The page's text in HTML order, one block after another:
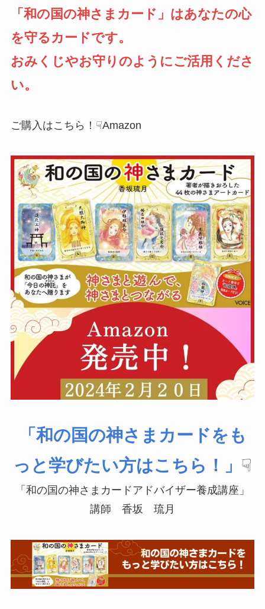
「和の国の神さまカード」はあなたの心
を守るカードです。
おみくじやお守りのようにご活用くださ
い。
ご購入はこちら！☟Amazon
「和の国の神さまカードをも
っと学びたい方はこちら！」 ☟
「和の国の神さまカードアドバイザー養成講座」
講師 香坂 琉月